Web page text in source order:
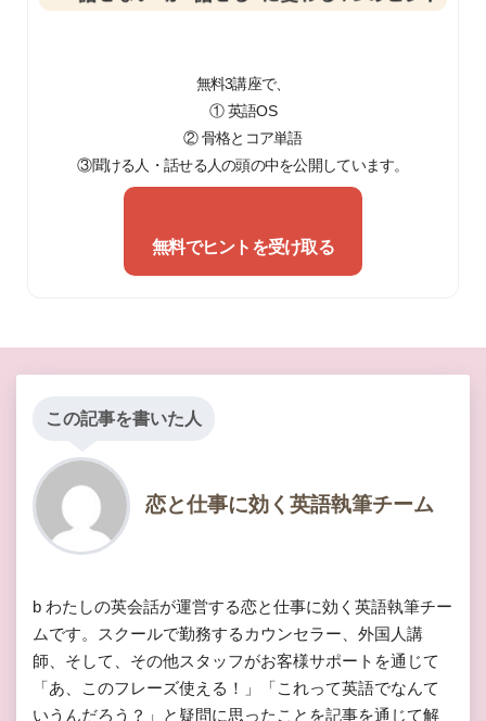
無料3講座で、
① 英語OS
② 骨格とコア単語
③聞ける人・話せる人の頭の中を公開しています。
無料でヒントを受け取る
この記事を書いた人
恋と仕事に効く英語執筆チーム
b わたしの英会話が運営する恋と仕事に効く英語執筆チー
ムです。スクールで勤務するカウンセラー、外国人講
師、そして、その他スタッフがお客様サポートを通じて
「あ、このフレーズ使える！」「これって英語でなんて
いうんだろう？」と疑問に思ったことを記事を通じて解